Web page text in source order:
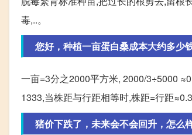
毒,..。
您好，种植一亩蛋白桑成本大约多少
一亩=3分之2000平方米, 2000/3÷5000
1333,当株距与行距相等时,株距=行距
猪价下跌了，未来会不会回升，怎么